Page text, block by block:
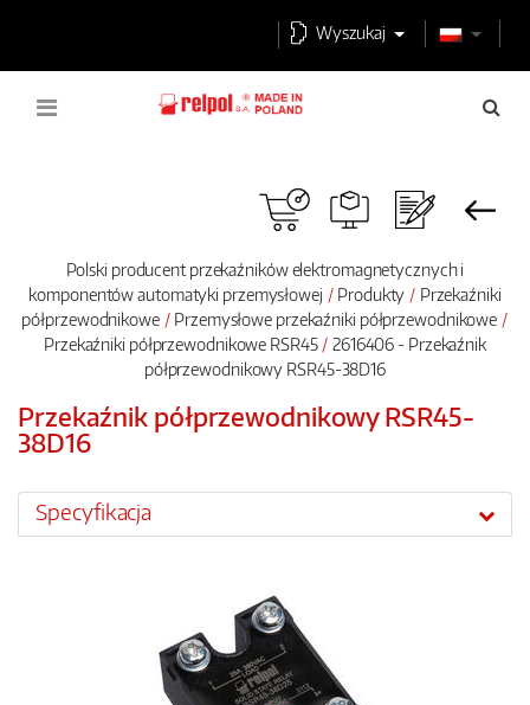
Wyszukaj
Polski producent przekaźników elektromagnetycznych i
komponentów automatyki przemysłowej
Produkty
Przekaźniki
półprzewodnikowe
Przemysłowe przekaźniki półprzewodnikowe
Przekaźniki półprzewodnikowe RSR45
2616406 - Przekaźnik
półprzewodnikowy RSR45-38D16
Przekaźnik półprzewodnikowy RSR45-
38D16
Specyfikacja